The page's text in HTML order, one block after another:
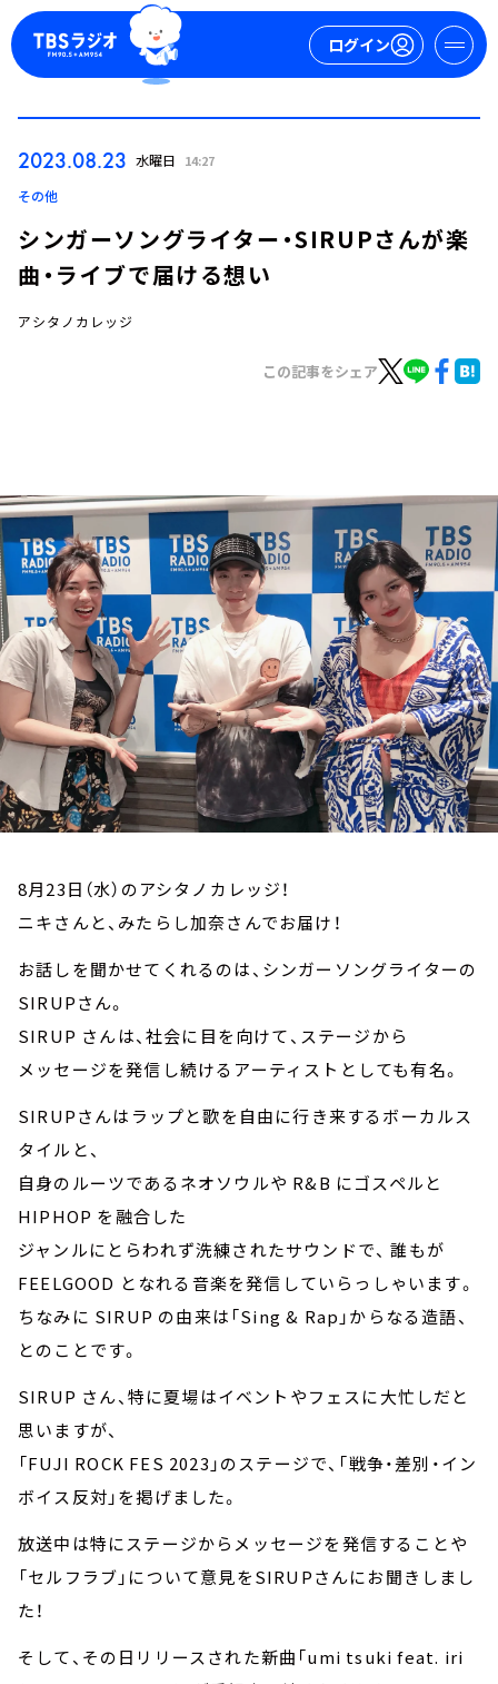
ログイン
お知らせ
イベント・グッズ
YouTube
会社情報
2023.08.23 水曜日 14:27
その他
シンガーソングライター・SIRUPさんが楽
曲・ライブで届ける想い
アシタノカレッジ
この記事をシェア
8月23日（水）のアシタノカレッジ！
ニキさんと、みたらし加奈さんでお届け！
お話しを聞かせてくれるのは、シンガーソングライターの
SIRUPさん。
SIRUP さんは、社会に目を向けて、ステージから
メッセージを発信し続けるアーティストとしても有名。
SIRUPさんはラップと歌を自由に行き来するボーカルス
タイルと、
自身のルーツであるネオソウルや R&B にゴスペルと
HIPHOP を融合した
ジャンルにとらわれず洗練されたサウンドで、 誰もが
FEELGOOD となれる音楽を発信していらっしゃいます。
ちなみに SIRUP の由来は「Sing & Rap」からなる造語、
とのことです。
SIRUP さん、特に夏場はイベントやフェスに大忙しだと
思いますが、
「FUJI ROCK FES 2023」のステージで、「戦争・差別・イン
ボイス反対」を掲げました。
放送中は特にステージからメッセージを発信することや
「セルフラブ」について意見をSIRUPさんにお聞きしまし
た！
そして、その日リリースされた新曲「umi tsuki feat. iri